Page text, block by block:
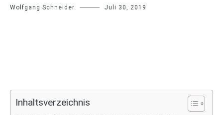
Wolfgang Schneider Juli 30, 2019
Inhaltsverzeichnis